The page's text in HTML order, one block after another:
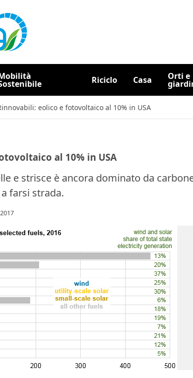
Riciclo Casa Orti e
eolico e fotovoltaico al 10% in USA
al 10% in USA
e strisce è ancora dominato da
farsi strada.